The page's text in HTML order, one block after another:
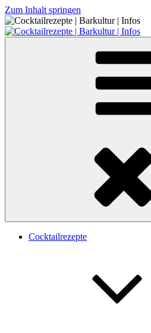
Zum Inhalt springen
Cocktailrezepte | Barkultur | Infos
Cocktailrezepte